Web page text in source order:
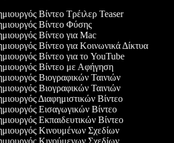
Βίντεο Τρέιλερ Teaser
Βίντεο Φύσης
Βίντεο για Mac
Βίντεο για Κοινωνικά Δίκτυα
Βίντεο για το YouTube
Βίντεο με Αφήγηση
Βιογραφικών Ταινιών
Βιογραφικών Ταινιών
Διαφημιστικών Βίντεο
Εισαγωγικών Βίντεο
Εκπαιδευτικών Βίντεο
Κινουμένων Σχεδίων